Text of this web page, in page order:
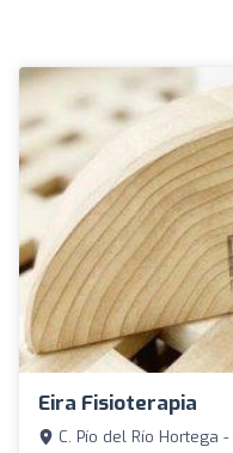
Eira Fisioterapia
C. Pío del Río Hortega